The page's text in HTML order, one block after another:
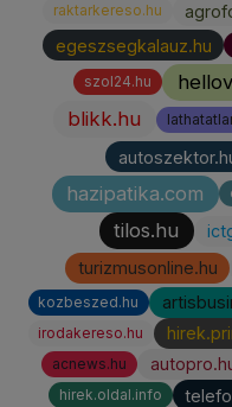
raktarkereso.hu
egeszsegkalauz.hu
szol24.hu
blikk.hu
hazipatika.com
tilos.hu
turizmusonline.hu
kozbeszed.hu
irodakereso.hu
acnews.hu
hirek.oldal.info